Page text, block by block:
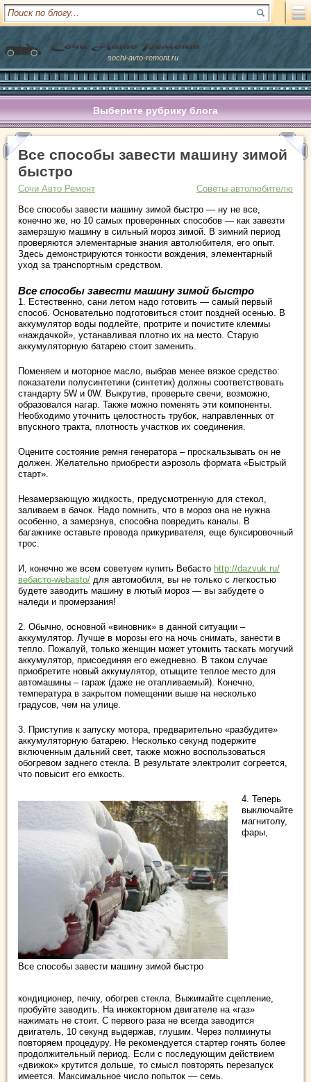
sochi-avto-remont.ru
Выберите рубрику блога
Все способы завести машину зимой
быстро
Сочи Авто Ремонт
Советы автолюбителю
Все способы завести машину зимой быстро — ну не все,
конечно же, но 10 самых проверенных способов — как завезти
замерзшую машину в сильный мороз зимой. В зимний период
проверяются элементарные знания автолюбителя, его опыт.
Здесь демонстрируются тонкости вождения, элементарный
уход за транспортным средством.
Все способы завести машину зимой быстро
1. Естественно, сани летом надо готовить — самый первый
способ. Основательно подготовиться стоит поздней осенью. В
аккумулятор воды подлейте, протрите и почистите клеммы
«наждачкой», устанавливая плотно их на место. Старую
аккумуляторную батарею стоит заменить.
Поменяем и моторное масло, выбрав менее вязкое средство:
показатели полусинтетики (синтетик) должны соответствовать
стандарту 5W и 0W. Выкрутив, проверьте свечи, возможно,
образовался нагар. Также можно поменять эти компоненты.
Необходимо уточнить целостность трубок, направленных от
впускного тракта, плотность участков их соединения.
Оцените состояние ремня генератора – проскальзывать он не
должен. Желательно приобрести аэрозоль формата «Быстрый
старт».
Незамерзающую жидкость, предусмотренную для стекол,
заливаем в бачок. Надо помнить, что в мороз она не нужна
особенно, а замерзнув, способна повредить каналы. В
багажнике оставьте провода прикуривателя, еще буксировочный
трос.
И, конечно же всем советуем купить Вебасто http://dazvuk.ru/
вебасто-webasto/ для автомобиля, вы не только с легкостью
будете заводить машину в лютый мороз — вы забудете о
наледи и промерзания!
2. Обычно, основной «виновник» в данной ситуации –
аккумулятор. Лучше в морозы его на ночь снимать, занести в
тепло. Пожалуй, только женщин может утомить таскать могучий
аккумулятор, присоединяя его ежедневно. В таком случае
приобретите новый аккумулятор, отыщите теплое место для
автомашины – гараж (даже не отапливаемый). Конечно,
температура в закрытом помещении выше на несколько
градусов, чем на улице.
3. Приступив к запуску мотора, предварительно «разбудите»
аккумуляторную батарею. Несколько секунд подержите
включенным дальний свет, также можно воспользоваться
обогревом заднего стекла. В результате электролит согреется,
что повысит его емкость.
Все способы завести машину зимой быстро
4. Теперь
выключайте
магнитолу,
фары,
кондиционер, печку, обогрев стекла. Выжимайте сцепление,
пробуйте заводить. На инжекторном двигателе на «газ»
нажимать не стоит. С первого раза не всегда заводится
двигатель, 10 секунд выдержав, глушим. Через полминуты
повторяем процедуру. Не рекомендуется стартер гонять более
продолжительный период. Если с последующим действием
«движок» крутится дольше, то смысл повторять перезапуск
имеется. Максимальное число попыток — семь.